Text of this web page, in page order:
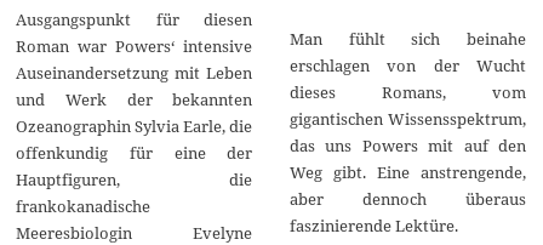
Ausgangspunkt für diesen
Roman war Powers‘ intensive
Auseinandersetzung mit Leben
und Werk der bekannten
Ozeanographin Sylvia Earle, die
offenkundig für eine der
Hauptfiguren, die
frankokanadische
Meeresbiologin Evelyne
Man fühlt sich beinahe
erschlagen von der Wucht
dieses Romans, vom
gigantischen Wissensspektrum,
das uns Powers mit auf den
Weg gibt. Eine anstrengende,
aber dennoch überaus
faszinierende Lektüre.